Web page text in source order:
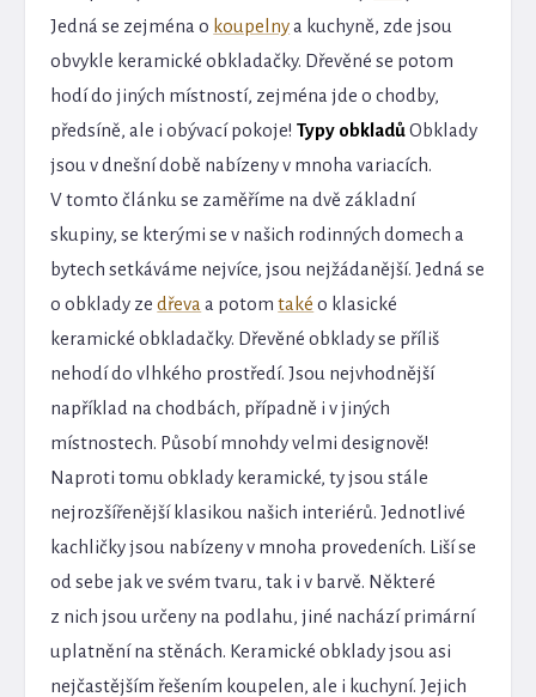
Jedná se zejména o koupelnya kuchyně, zde jsou
obvykle keramické obkladačky. Dřevěné se potom
hodí do jiných místností, zejména jde o chodby,
předsíně, ale i obývací pokoje!Typy obkladůObklady
jsou v dnešní době nabízeny v mnoha variacích.
V tomto článku se zaměříme na dvě základní
skupiny, se kterými se v našich rodinných domech a
bytech setkáváme nejvíce, jsou nejžádanější. Jedná se
o obklady zedřeva a potomtaké o klasické
keramické obkladačky. Dřevěné obklady se příliš
nehodí do vlhkého prostředí. Jsou nejvhodnější
například na chodbách, případně i v jiných
místnostech. Působí mnohdy velmi designově!
Naproti tomu obklady keramické, ty jsou stále
nejrozšířenější klasikou našich interiérů. Jednotlivé
kachličky jsou nabízeny v mnoha provedeních. Liší se
od sebe jak ve svém tvaru, tak i v barvě. Některé
z nich jsou určeny na podlahu, jiné nachází primární
uplatnění na stěnách. Keramické obklady jsou asi
nejčastějším řešením koupelen, ale i kuchyní. Jejich